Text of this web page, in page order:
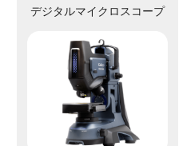
デジタルマイクロスコープ